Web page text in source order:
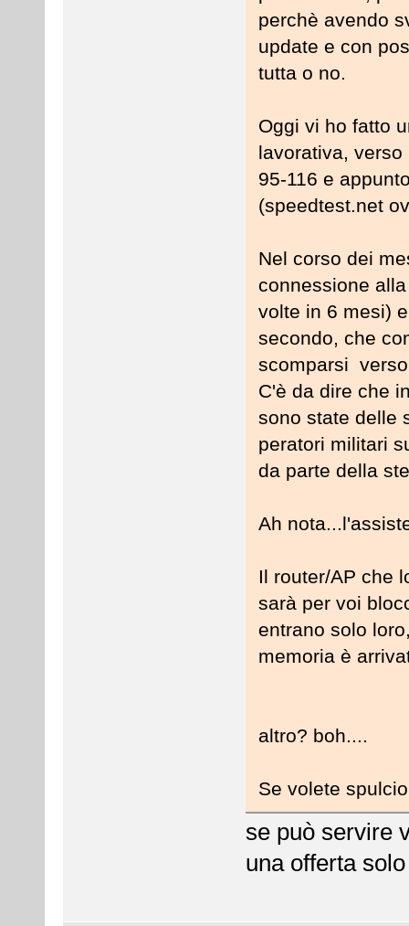
perchè avendo
update e con
tutta o no.
Oggi vi ho fatto
lavorativa, verso
95-116 e
(speedtest.net
Nel corso dei
connessione
volte in 6 mesi)
secondo, che
scomparsi
C'è da dire che
sono state delle
peratori militari
da parte della
Ah
Il router/AP che
sarà per voi
entrano solo
memoria è
altro? boh....
Se volete
se può servire
una offerta